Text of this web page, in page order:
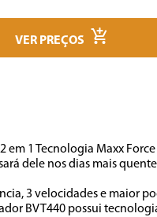
VER PREÇOS
em 1 Tecnologia Maxx Force
dele nos dias mais
3 velocidades e maior
BVT440 possui